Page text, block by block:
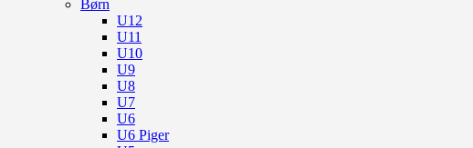
Børn
U12
U11
U10
U9
U8
U7
U6
U6 Piger